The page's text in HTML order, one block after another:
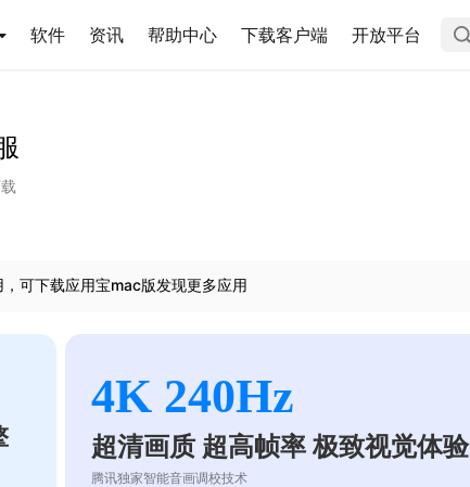
软件 资讯 帮助中心 下载客户端 开放平台
可下载应用宝mac版发现更多应用
4K 240Hz
超清画质 超高帧率 极致视觉体验
腾讯独家智能音画调校技术